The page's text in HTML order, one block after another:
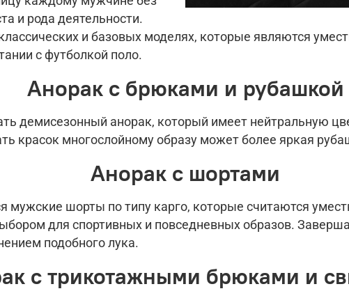
и рода деятельности.
и базовых моделях, которые являются
с футболкой поло.
Анорак с брюками и рубашкой
демисезонный анорак, который имеет нейтральную
красок многослойному образу может более яркая
Анорак с шортами
шорты по типу карго, которые считаются
для спортивных и повседневных образов.
подобного лука.
с трикотажными брюками и